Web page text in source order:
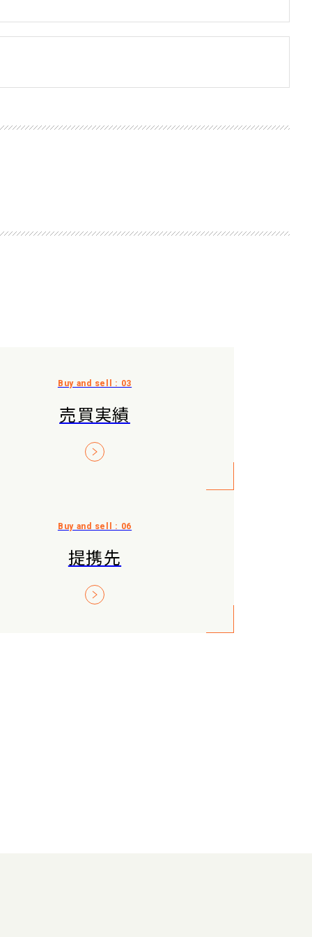
売買実績
提携先